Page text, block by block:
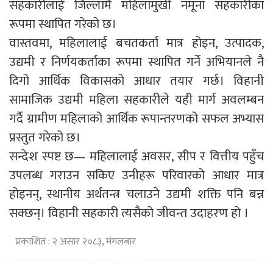
सहकारीलाई जिल्लामै महिलामुखी नमूना सहकारीका
रूपमा स्थापित गरेको छ।
वास्तवमा, महिलालाई बचतकर्ता मात्र होइन, उत्पादक,
उद्यमी र निर्णयकर्ताका रूपमा स्थापित गर्ने अभियानले नै
दिगो आर्थिक विकासको आधार तयार गर्छ। विहानी
सामाजिक उद्यमी महिला सहकारीले यही मार्ग अवलम्बन
गर्दै ग्रामीण महिलाको आर्थिक रूपान्तरणको सफल अभ्यास
प्रस्तुत गरेको छ।
सन्देश स्पष्ट छ— महिलालाई अवसर, सीप र वित्तीय पहुँच
उपलब्ध गराउन सकिए उनीहरू परिवारको आधार मात्र
होइनन्, स्थानीय अर्थतन्त्र चलाउने उद्यमी शक्ति पनि बन्न
सक्छन्। विहानी सहकारी त्यसैको जीवन्त उदाहरण हो ।
प्रकाशित : २ असार २०८३, मंगलबार